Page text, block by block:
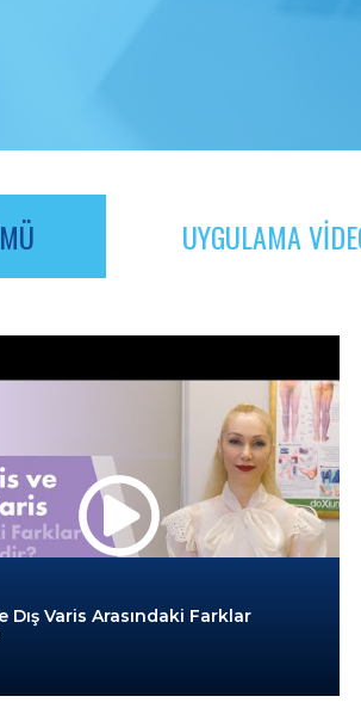
UYGULAMA
Dış Varis Arasındaki Farklar